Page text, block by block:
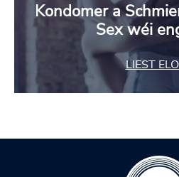
Kondomer a
Sex wéi
LIEST ELO